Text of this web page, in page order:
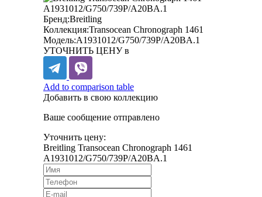
Бренд:Breitling
Коллекция:Transocean Chronograph 1461
Модель:A1931012/G750/739P/A20BA.1
УТОЧНИТЬ ЦЕНУ в
Add to comparison table
Добавить в свою коллекцию
Ваше сообщение отправлено
Уточнить цену:
Breitling Transocean Chronograph 1461
A1931012/G750/739P/A20BA.1